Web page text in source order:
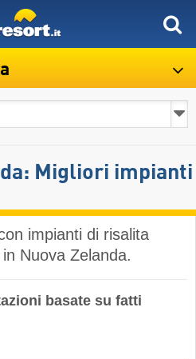
Migliori impianti
impianti di risalita
Nuova Zelanda.
basate su fatti